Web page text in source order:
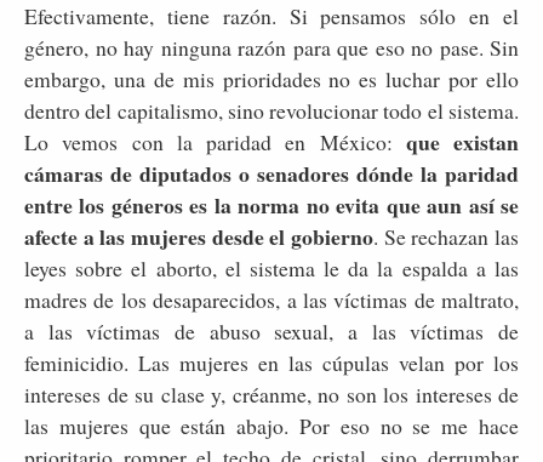
Efectivamente, tiene razón. Si pensamos sólo en el
género, no hay ninguna razón para que eso no pase. Sin
embargo, una de mis prioridades no es luchar por ello
dentro del capitalismo, sino revolucionar todo el sistema.
Lo vemos con la paridad en México: que existan
cámaras de diputados o senadores dónde la paridad
entre los géneros es la norma no evita que aun así se
afecte a las mujeres desde el gobierno. Se rechazan las
leyes sobre el aborto, el sistema le da la espalda a las
madres de los desaparecidos, a las víctimas de maltrato,
a las víctimas de abuso sexual, a las víctimas de
feminicidio. Las mujeres en las cúpulas velan por los
intereses de su clase y, créanme, no son los intereses de
las mujeres que están abajo. Por eso no se me hace